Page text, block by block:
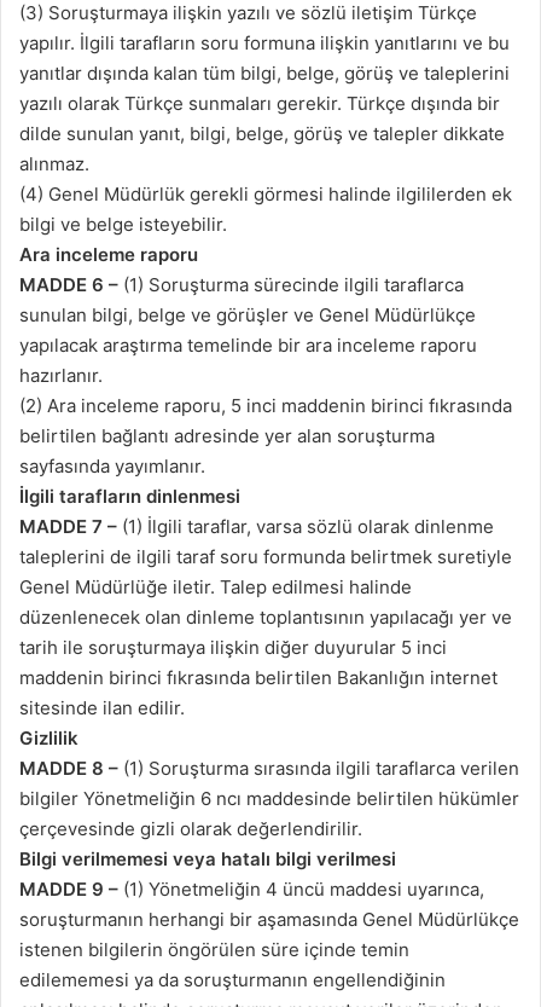
(3) Soruşturmaya ilişkin yazılı ve sözlü iletişim Türkçe
yapılır. İlgili tarafların soru formuna ilişkin yanıtlarını ve bu
yanıtlar dışında kalan tüm bilgi, belge, görüş ve taleplerini
yazılı olarak Türkçe sunmaları gerekir. Türkçe dışında bir
dilde sunulan yanıt, bilgi, belge, görüş ve talepler dikkate
alınmaz.
(4) Genel Müdürlük gerekli görmesi halinde ilgililerden ek
bilgi ve belge isteyebilir.
Ara inceleme raporu
MADDE 6 – (1) Soruşturma sürecinde ilgili taraflarca
sunulan bilgi, belge ve görüşler ve Genel Müdürlükçe
yapılacak araştırma temelinde bir ara inceleme raporu
hazırlanır.
(2) Ara inceleme raporu, 5 inci maddenin birinci fıkrasında
belirtilen bağlantı adresinde yer alan soruşturma
sayfasında yayımlanır.
İlgili tarafların dinlenmesi
MADDE 7 – (1) İlgili taraflar, varsa sözlü olarak dinlenme
taleplerini de ilgili taraf soru formunda belirtmek suretiyle
Genel Müdürlüğe iletir. Talep edilmesi halinde
düzenlenecek olan dinleme toplantısının yapılacağı yer ve
tarih ile soruşturmaya ilişkin diğer duyurular 5 inci
maddenin birinci fıkrasında belirtilen Bakanlığın internet
sitesinde ilan edilir.
Gizlilik
MADDE 8 – (1) Soruşturma sırasında ilgili taraflarca verilen
bilgiler Yönetmeliğin 6 ncı maddesinde belirtilen hükümler
çerçevesinde gizli olarak değerlendirilir.
Bilgi verilmemesi veya hatalı bilgi verilmesi
MADDE 9 – (1) Yönetmeliğin 4 üncü maddesi uyarınca,
soruşturmanın herhangi bir aşamasında Genel Müdürlükçe
istenen bilgilerin öngörülen süre içinde temin
edilememesi ya da soruşturmanın engellendiğinin